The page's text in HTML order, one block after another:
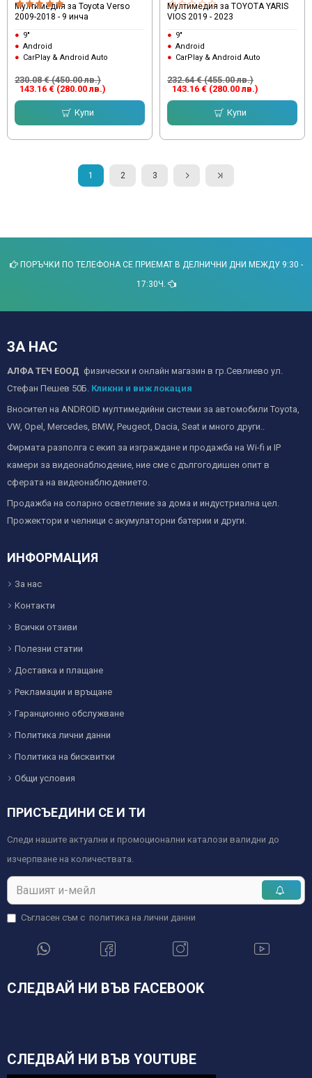
Мултимедия за Toyota Verso
2009-2018 - 9 инча
9"
Android
CarPlay & Android Auto
143.16 € (280.00 лв.)
230.08 € (450.00 лв.)
Купи
Мултимедия за TOYOTA YARIS
VIOS 2019 - 2023
9"
Android
CarPlay & Android Auto
143.16 € (280.00 лв.)
232.64 € (455.00 лв.)
Купи
1 2 3
ПОРЪЧКИ ПО ТЕЛЕФОНА СЕ ПРИЕМАТ В ДЕЛНИЧНИ ДНИ МЕЖДУ 9:30 -
17:30Ч.
ЗА НАС
АЛФА ТЕЧ ЕООД физически и онлайн магазин в гр.Севлиево ул.
Стефан Пешев 50Б. Кликни и виж локация
Вносител на ANDROID мултимедийни системи за автомобили Toyota,
VW, Opel, Mercedes, BMW, Peugeot, Dacia, Seat и много други..
Фирмата разполга с екип за изграждане и продажба на Wi-fi и IP
камери за видеонаблюдение, ние сме с дългогодишен опит в
сферата на видеонаблюдението.
Продажба на соларно осветление за дома и индустриална цел.
Прожектори и челници с акумулаторни батерии и други.
ИНФОРМАЦИЯ
За нас
Контакти
Всички отзиви
Полезни статии
Доставка и плащане
Рекламации и връщане
Гаранционно обслужване
Политика лични данни
Политика на бисквитки
Общи условия
ПРИСЪЕДИНИ СЕ И ТИ
Следи нашите актуални и промоционални каталози валидни до
изчерпване на количествата.
Съгласен съм с политика на лични данни
СЛЕДВАЙ НИ ВЪВ FACEBOOK
СЛЕДВАЙ НИ ВЪВ YOUTUBE